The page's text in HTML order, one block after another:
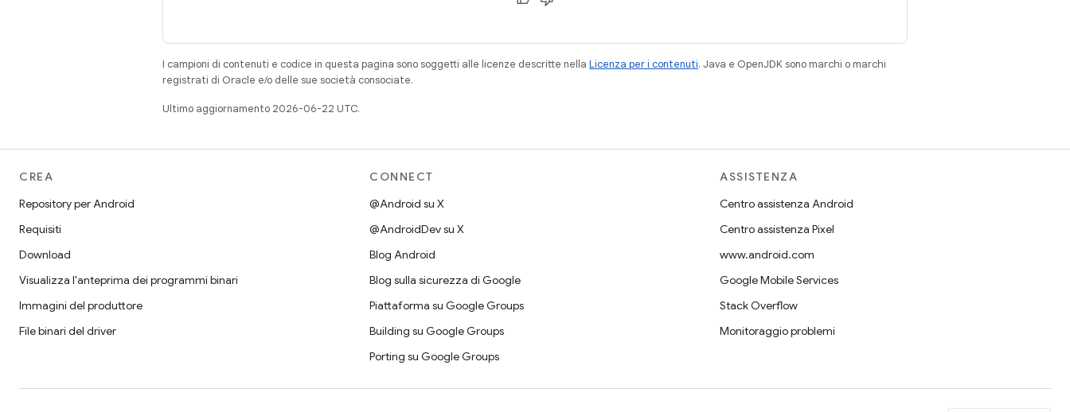
I campioni di contenuti e codice in questa pagina sono soggetti alle licenze descritte nella Licenza per i contenuti. Java e OpenJDK sono marchi o marchi
registrati di Oracle e/o delle sue società consociate.
Ultimo aggiornamento 2026-06-22 UTC.
CREA
Repository per Android
Requisiti
Download
Visualizza l'anteprima dei programmi binari
Immagini del produttore
File binari del driver
CONNECT
@Android su X
@AndroidDev su X
Blog Android
Blog sulla sicurezza di Google
Piattaforma su Google Groups
Building su Google Groups
Porting su Google Groups
ASSISTENZA
Centro assistenza Android
Centro assistenza Pixel
www.android.com
Google Mobile Services
Stack Overflow
Monitoraggio problemi